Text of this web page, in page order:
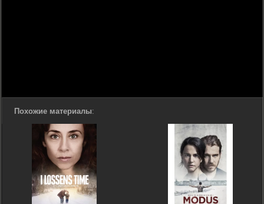
Похожие материалы: